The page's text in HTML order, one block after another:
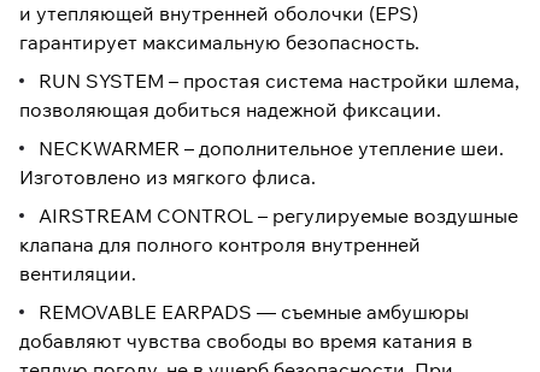
и утепляющей внутренней оболочки (EPS)
гарантирует максимальную безопасность.
RUN SYSTEM – простая система настройки шлема,
позволяющая добиться надежной фиксации.
NECKWARMER – дополнительное утепление шеи.
Изготовлено из мягкого флиса.
AIRSTREAM CONTROL – регулируемые воздушные
клапана для полного контроля внутренней
вентиляции.
REMOVABLE EARPADS — съемные амбушюры
добавляют чувства свободы во время катания в